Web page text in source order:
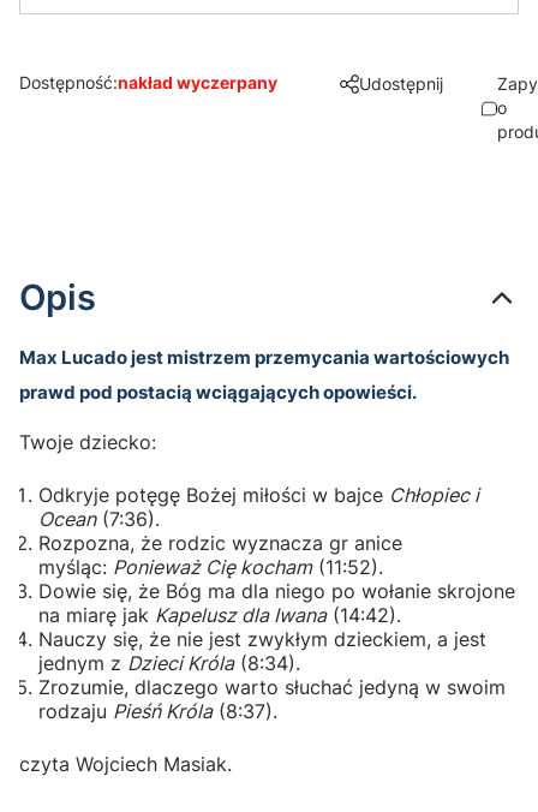
Dostępność:nakład wyczerpany Udostępnij
o
Opis
Max Lucado jest mistrzem przemycania wartościowych
prawd pod postacią wciągających opowieści.
Twoje dziecko:
Odkryje potęgę Bożej miłości w bajce Chłopiec i
Ocean(7:36).
Rozpozna, że rodzic wyznacza gr anice
myśląc: Ponieważ Cię kocham(11:52).
Dowie się, że Bóg ma dla niego po wołanie skrojone
na miarę jak Kapelusz dla Iwana(14:42).
Nauczy się, że nie jest zwykłym dzieckiem, a jest
jednym z Dzieci Króla(8:34).
Zrozumie, dlaczego warto słuchać jedyną w swoim
rodzaju Pieśń Króla(8:37).
czyta Wojciech Masiak.